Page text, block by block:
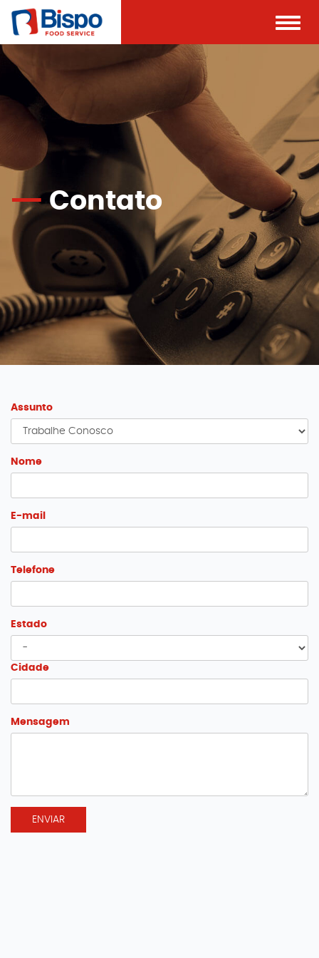
Toggle
Contato
Assunto
Nome
E-mail
Telefone
Estado
Cidade
Mensagem
ENVIAR